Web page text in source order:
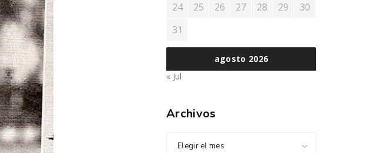
agosto 2026
24
25 26 27 28 29
30
31
« Jul
Archivos
Elegir el mes